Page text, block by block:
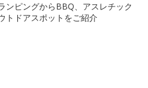
ンピングからBBQ、アスレチック
トドアスポットをご紹介